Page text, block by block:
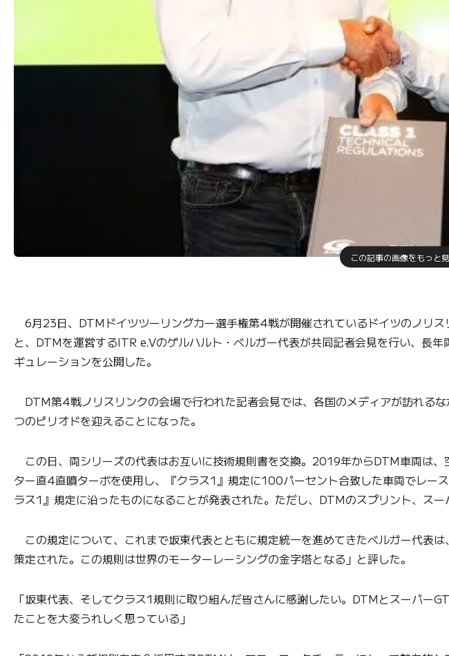
この記事の画像をもっと
6月23日、DTMドイツツーリングカー選手権第4戦が開催されているドイツのノリ
と、DTMを運営するITR e.Vのゲルハルト・ベルガー代表が共同記者会見を行い、長
ギュレーションを公開した。
DTM第4戦ノリスリンクの会場で行われた記者会見では、各国のメディアが訪れる
つのピリオドを迎えることになった。
この日、両シリーズの代表はお互いに技術規則書を交換。2019年からDTM車両は
ター直4直噴ターボを使用し、『クラス1』規定に100パーセント合致した車両でレ
ラス1』規定に沿ったものになることが発表された。ただし、DTMのスプリント、ス
この規定について、これまで坂東代表とともに規定統一を進めてきたベルガー代表
策定された。この規則は世界のモーターレーシングの金字塔となる」と評した。
「坂東代表、そしてクラス1規則に取り組んだ皆さんに感謝したい。DTMとスーパー
たことを大変うれしく思っている」